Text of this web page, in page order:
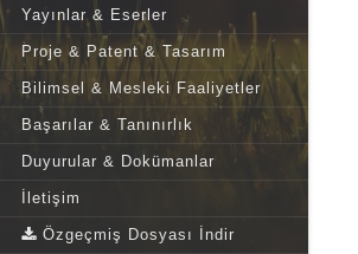
Yayınlar & Eserler
Proje & Patent & Tasarım
Bilimsel & Mesleki Faaliyetler
Başarılar & Tanınırlık
Duyurular & Dokümanlar
İletişim
Özgeçmiş Dosyası İndir